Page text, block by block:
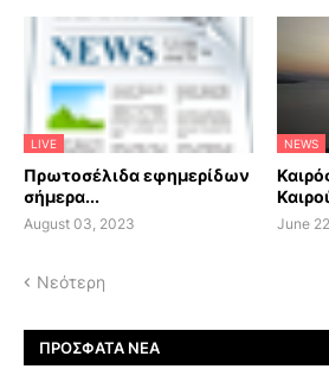
LIVE
Πρωτοσέλιδα εφημερίδων
σήμερα...
August 03, 2023
NEWS
June
Νεότερη
ΠΡΌΣΦΑΤΑ ΝΈΑ